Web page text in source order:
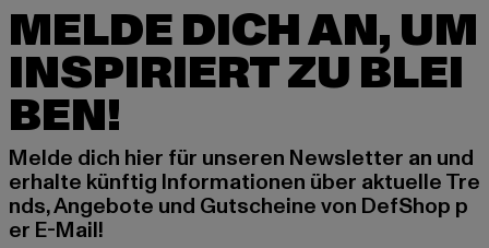
MELDE DICH AN, UM
INSPIRIERT ZU BLEI
BEN!
Melde dich hier für unseren Newsletter an und
erhalte künftig Informationen über aktuelle Tre
nds, Angebote und Gutscheine von DefShop p
er E-Mail!